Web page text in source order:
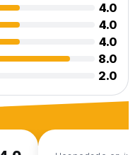
4.0
4.0
4.0
8.0
2.0